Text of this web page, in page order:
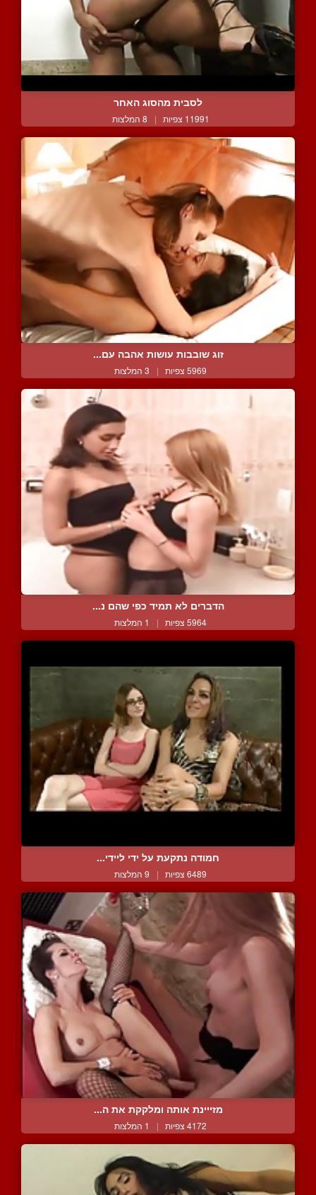
לסבית מהסוג האחר
11991 צפיות | 8 המלצות
זוג שובבות עושות אהבה עם...
5969 צפיות | 3 המלצות
הדברים לא תמיד כפי שהם נ...
5964 צפיות | 1 המלצות
חמודה נתקעת על ידי ליידי...
6489 צפיות | 9 המלצות
מזייינת אותה ומלקקת את ה...
4172 צפיות | 1 המלצות